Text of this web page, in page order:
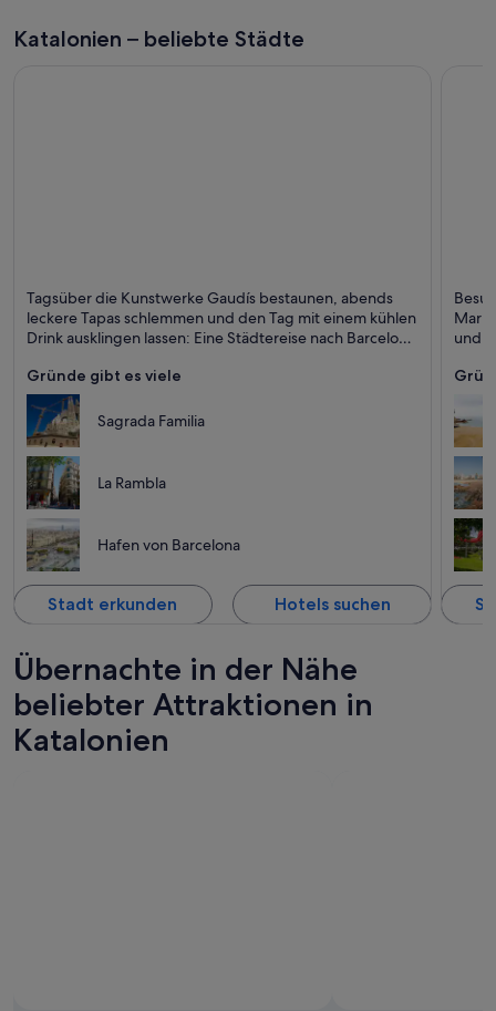
Katalonien – beliebte Städte
Shopping, Kathedralen und Museen
Tagsüber die Kunstwerke Gaudís bestaunen, abends
leckere Tapas schlemmen und den Tag mit einem kühlen
Drink ausklingen lassen: Eine Städtereise nach Barcelona
Gründe gibt es viele
Sagrada Familia
La Rambla
Hafen von Barcelona
Stadt erkunden Hotels suchen
Mar
und
Übernachte in der Nähe
beliebter Attraktionen in
Katalonien